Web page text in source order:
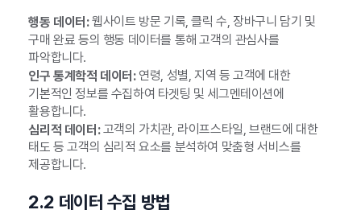
행동 데이터:웹사이트 방문 기록, 클릭 수, 장바구니 담기 및
구매 완료 등의 행동 데이터를 통해 고객의 관심사를
파악합니다.
인구 통계학적 데이터:연령, 성별, 지역 등 고객에 대한
기본적인 정보를 수집하여 타겟팅 및 세그멘테이션에
활용합니다.
심리적 데이터:고객의 가치관, 라이프스타일, 브랜드에 대한
태도 등 고객의 심리적 요소를 분석하여 맞춤형 서비스를
제공합니다.
2.2 데이터 수집 방법